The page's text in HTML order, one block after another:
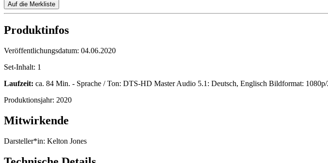
Auf die Merkliste
Produktinfos
Veröffentlichungsdatum: 04.06.2020
Set-Inhalt: 1
Laufzeit: ca. 84 Min. - Sprache / Ton: DTS-HD Master Audio 5.1: Deutsch, Englisch Bildformat:
Produktionsjahr: 2020
Mitwirkende
Darsteller*in: Kelton Jones